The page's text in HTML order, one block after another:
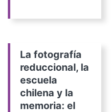
La fotografía
reduccional, la
escuela
chilena y la
memoria: el